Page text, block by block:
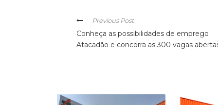
Previous Post
Conheça as possibilidades de emprego
Atacadão e concorra as 300 vagas